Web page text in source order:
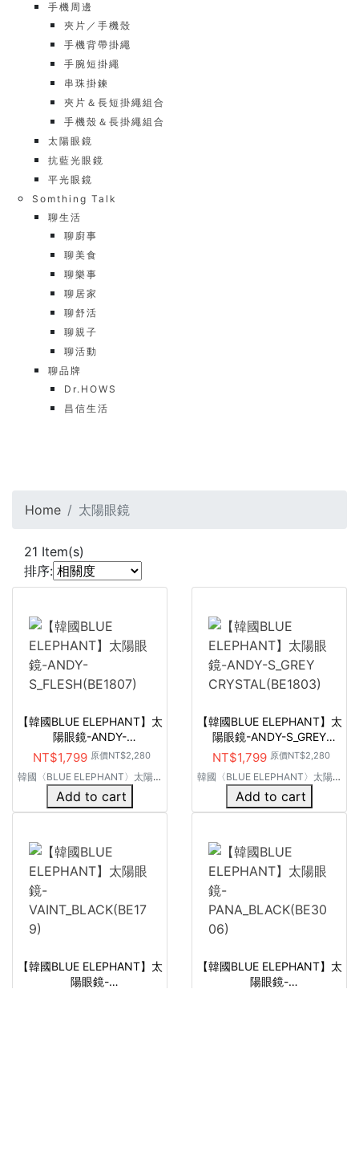
手機周邊
夾片／手機殼
手機背帶掛繩
手腕短掛繩
串珠掛鍊
夾片＆長短掛繩組合
手機殼＆長掛繩組合
太陽眼鏡
抗藍光眼鏡
平光眼鏡
Somthing Talk
聊生活
聊廚事
聊美食
聊樂事
聊居家
聊舒活
聊親子
聊活動
聊品牌
Dr.HOWS
昌信生活
Home 太陽眼鏡
21 Item(s)
排序:
【韓國BLUE ELEPHANT】太
陽眼鏡-ANDY-
S_FLESH(BE1807)
NT$1,799 原價NT$2,280
韓國〈BLUE ELEPHANT〉太陽眼
鏡
Add to cart
【韓國BLUE ELEPHANT】太
陽眼鏡-ANDY-S_GREY
CRYSTAL(BE1803)
NT$1,799 原價NT$2,280
韓國〈BLUE ELEPHANT〉太陽眼
鏡
Add to cart
【韓國BLUE ELEPHANT】太
陽眼鏡-
【韓國BLUE ELEPHANT】太
陽眼鏡-